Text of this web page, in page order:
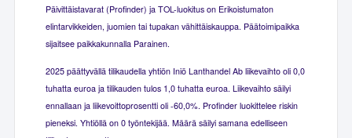
Päivittäistavarat (Profinder) ja TOL-luokitus on Erikoistumaton
elintarvikkeiden, juomien tai tupakan vähittäiskauppa. Päätoimipaikka
sijaitsee paikkakunnalla Parainen.
2025 päättyvällä tilikaudella yhtiön Iniö Lanthandel Ab liikevaihto oli 0,0
tuhatta euroa ja tilikauden tulos 1,0 tuhatta euroa. Liikevaihto säilyi
ennallaan ja liikevoittoprosentti oli -60,0%. Profinder luokittelee riskin
pieneksi. Yhtiöllä on 0 työntekijää. Määrä säilyi samana edelliseen